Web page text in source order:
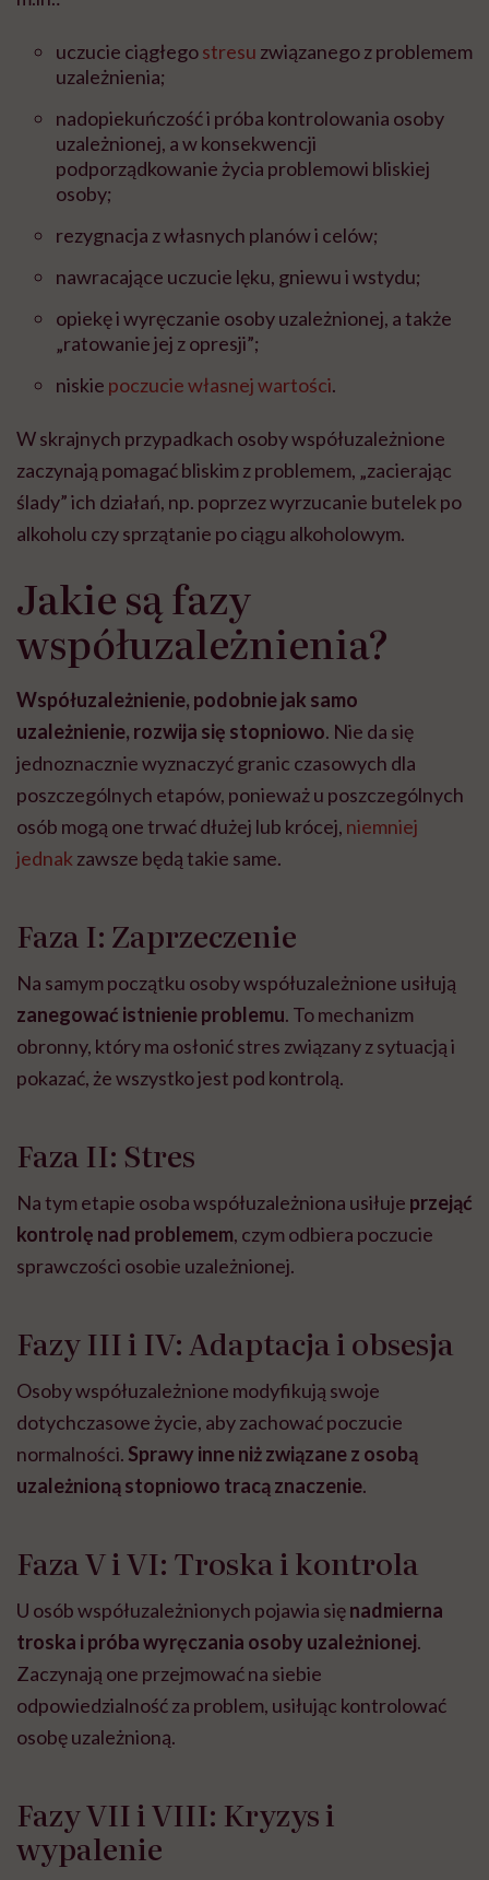
uczucie ciągłegostresu związanego z problemem
uzależnienia;
nadopiekuńczość i próba kontrolowania osoby
uzależnionej, a w konsekwencji
podporządkowanie życia problemowi bliskiej
osoby;
rezygnacja z własnych planów i celów;
nawracające uczucie lęku, gniewu i wstydu;
opiekę i wyręczanie osoby uzależnionej, a także
„ratowanie jej z opresji”;
niskie poczucie własnej wartości.
W skrajnych przypadkach osoby współuzależnione
zaczynają pomagać bliskim z problemem, „zacierając
ślady” ich działań, np. poprzez wyrzucanie butelek po
alkoholu czy sprzątanie po ciągu alkoholowym.
Jakie są fazy
współuzależnienia?
Współuzależnienie, podobnie jak samo
uzależnienie, rozwija się stopniowo. Nie da się
jednoznacznie wyznaczyć granic czasowych dla
poszczególnych etapów, ponieważ u poszczególnych
osób mogą one trwać dłużej lub krócej, niemniej
jednak zawsze będą takie same.
Faza I: Zaprzeczenie
Na samym początku osoby współuzależnione usiłują
zanegować istnienie problemu. To mechanizm
obronny, który ma osłonić stres związany z sytuacją i
pokazać, że wszystko jest pod kontrolą.
Faza II: Stres
Na tym etapie osoba współuzależniona usiłuje przejąć
kontrolę nad problemem, czym odbiera poczucie
sprawczości osobie uzależnionej.
Fazy III i IV: Adaptacja i obsesja
Osoby współuzależnione modyfikują swoje
dotychczasowe życie, aby zachować poczucie
normalności. Sprawy inne niż związane z osobą
uzależnioną stopniowo tracą znaczenie.
Faza V i VI: Troska i kontrola
U osób współuzależnionych pojawia sięnadmierna
troska i próba wyręczania osoby uzależnionej.
Zaczynają one przejmować na siebie
odpowiedzialność za problem, usiłując kontrolować
osobę uzależnioną.
Fazy VII i VIII: Kryzys i
wypalenie